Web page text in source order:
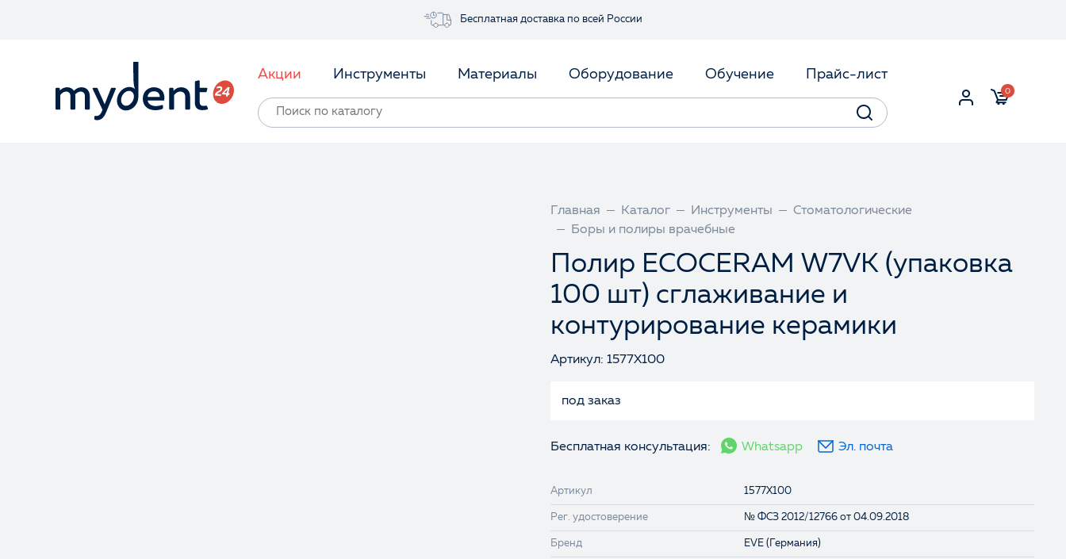
Бесплатная доставка по всей России
Акции Инструменты Материалы Оборудование Обучение Прайс-лист
0
Главная Каталог Инструменты
Стоматологические
Боры и полиры врачебные
Полир ECOCERAM W7VK (упаковка
100 шт) сглаживание и
контурирование керамики
Артикул: 1577X100
под заказ
Бесплатная консультация: Whatsapp Эл. почта
Артикул 1577X100
Рег. удостоверение № ФСЗ 2012/12766 от 04.09.2018
Бренд EVE (Германия)